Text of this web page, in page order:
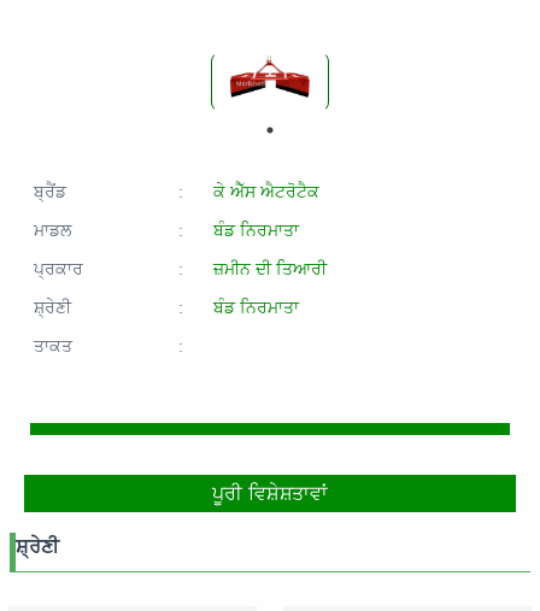
ਬ੍ਰੈਂਡ :
ਕੇ ਐੱਸ ਐਟਰੋਟੈਕ
ਮਾਡਲ
:
ਬੰਡ ਨਿਰਮਾਤਾ
ਪ੍ਰਕਾਰ
:
ਜ਼ਮੀਨ ਦੀ ਤਿਆਰੀ
ਸ਼੍ਰੇਣੀ
:
ਬੰਡ ਨਿਰਮਾਤਾ
ਤਾਕਤ
:
ਪੂਰੀ ਵਿਸ਼ੇਸ਼ਤਾਵਾਂ
ਸ਼੍ਰੇਣੀ